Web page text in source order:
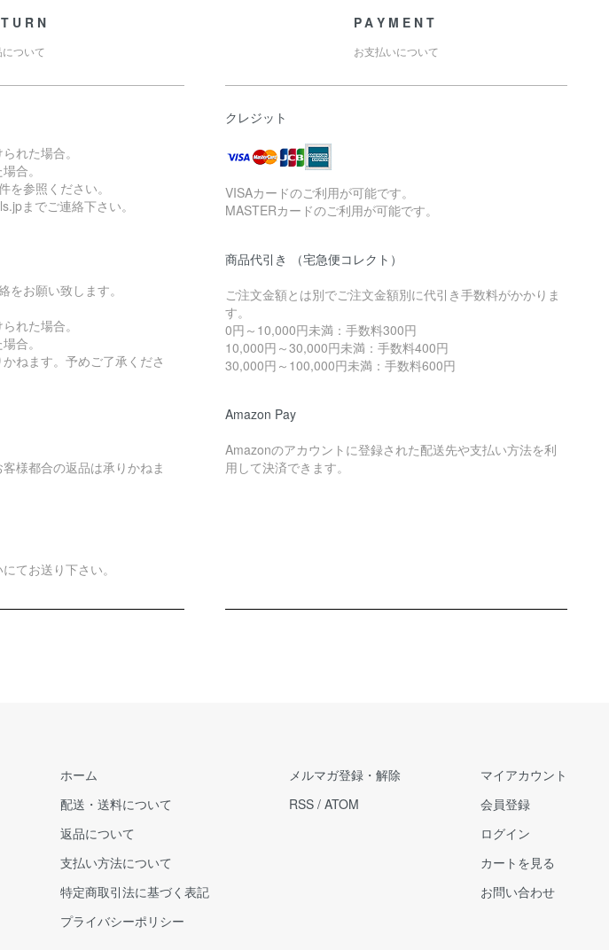
ついて
れた場合。
合。
参照ください。
までご連絡下さい。
お願い致します。
れた場合。
合。
ねます。予めご了承くださ
様都合の返品は承りかねま
てお送り下さい。
PAYMENT
お支払いについて
クレジット
VISAカードのご利用が可能です。
MASTERカードのご利用が可能です。
商品代引き （宅急便コレクト）
ご注文金額とは別でご注文金額別に代引き手数料がかかりま
す。
0円～10,000円未満：手数料300円
10,000円～30,000円未満：手数料400円
30,000円～100,000円未満：手数料600円
Amazon Pay
Amazonのアカウントに登録された配送先や支払い方法を利
用して決済できます。
ホーム
配送・送料について
返品について
支払い方法について
特定商取引法に基づく表記
プライバシーポリシー
メルマガ登録・解除
RSS / ATOM
マイアカウント
会員登録
ログイン
カートを見る
お問い合わせ